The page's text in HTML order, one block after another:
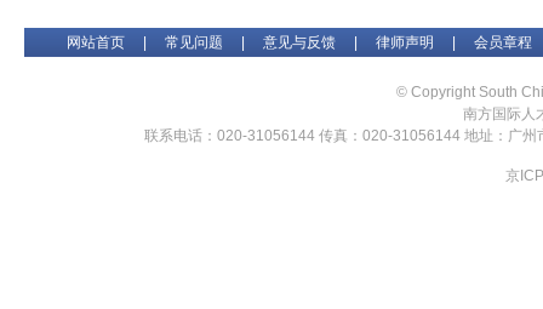
网站首页 常见问题 意见与反馈 律师声明 会员章程
© Copyright South
南方国际人
联系电话：020-31056144 传真：020-31056144 地址：广
京